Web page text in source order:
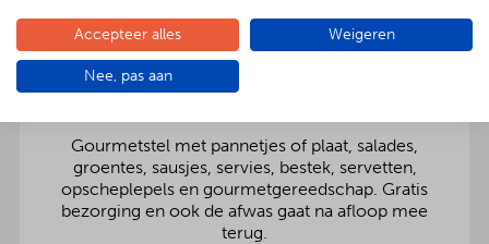
Gourmetstel met pannetjes of plaat, salades,
groentes, sausjes, servies, bestek, servetten,
opscheplepels en gourmetgereedschap. Gratis
bezorging en ook de afwas gaat na afloop mee
terug.
Accepteer alles Weigeren
Nee, pas aan